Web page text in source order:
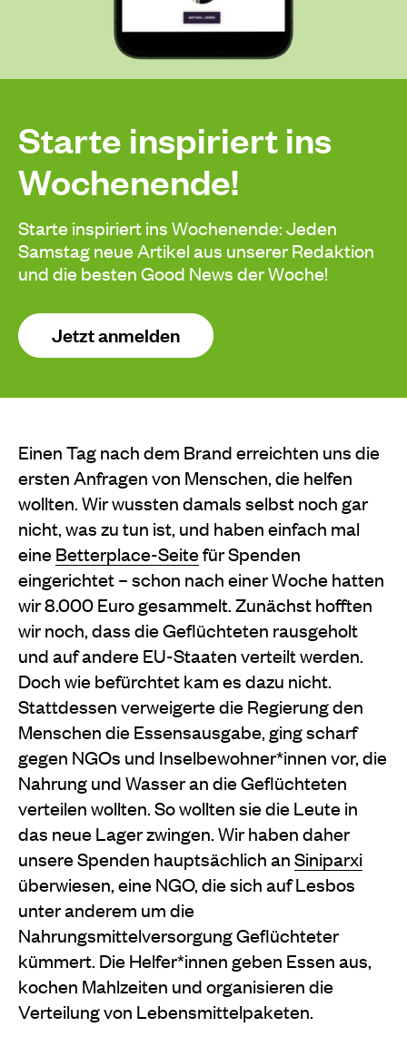
Starte inspiriert ins
Wochenende!
Starte inspiriert ins Wochenende: Jeden
Samstag neue Artikel aus unserer Redaktion
und die besten Good News der Woche!
Jetzt anmelden
Einen Tag nach dem Brand erreichten uns die
ersten Anfragen von Menschen, die helfen
wollten. Wir wussten damals selbst noch gar
nicht, was zu tun ist, und haben einfach mal
eineBetterplace-Seitefür Spenden
eingerichtet – schon nach einer Woche hatten
wir 8.000 Euro gesammelt. Zunächst hofften
wir noch, dass die Geflüchteten rausgeholt
und auf andere EU-Staaten verteilt werden.
Doch wie befürchtet kam es dazu nicht.
Stattdessen verweigerte die Regierung den
Menschen die Essensausgabe, ging scharf
gegen NGOs und Inselbewohner*innen vor, die
Nahrung und Wasser an die Geflüchteten
verteilen wollten. So wollten sie die Leute in
das neue Lager zwingen. Wir haben daher
unsere Spenden hauptsächlich anSiniparxi
überwiesen, eine NGO, die sich auf Lesbos
unter anderem um die
Nahrungsmittelversorgung Geflüchteter
kümmert. Die Helfer*innen geben Essen aus,
kochen Mahlzeiten und organisieren die
Verteilung von Lebensmittelpaketen.